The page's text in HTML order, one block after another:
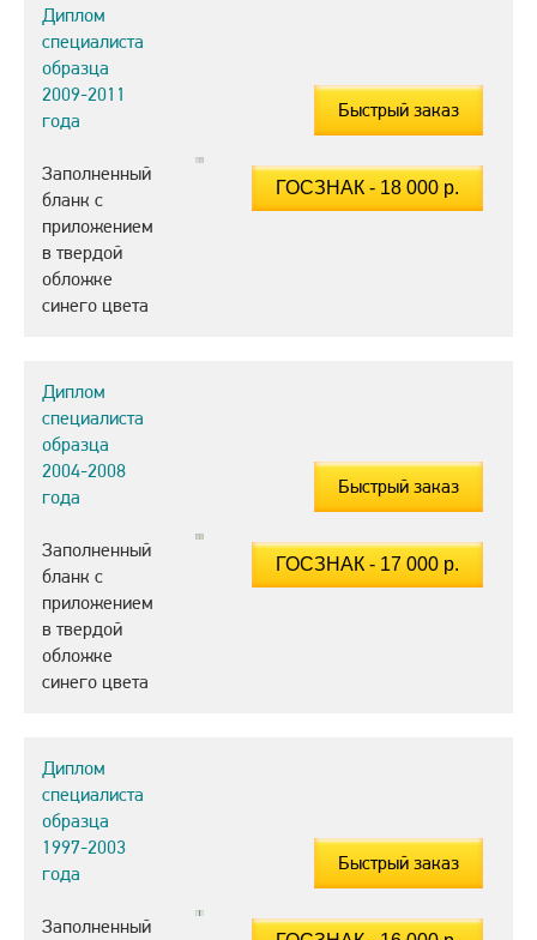
Диплом
специалиста
образца
2009-2011
года
Заполненный
бланк с
приложением
в твердой
обложке
синего цвета
Быстрый заказ
Диплом
специалиста
образца
2004-2008
года
Заполненный
бланк с
приложением
в твердой
обложке
синего цвета
Быстрый заказ
Диплом
специалиста
образца
1997-2003
года
Заполненный
Быстрый заказ